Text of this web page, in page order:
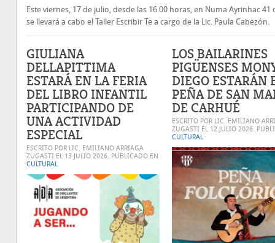
Este viernes, 17 de julio, desde las 16.00 horas, en Numa Ayrinhac 41
se llevará a cabo el Taller Escribir Te a cargo de la Lic. Paula Cabezón.
GIULIANA
DELLAPITTIMA
ESTARÁ EN LA FERIA
DEL LIBRO INFANTIL
PARTICIPANDO DE
UNA ACTIVIDAD
ESPECIAL
ESCRITO POR LIC. EMILIANO ARRIAGA
ZUGASTI EL 13 JULIO 2026. PUBLICADO EN
CULTURAL
LOS BAILARINES
PIGÜENSES
DIEGO ESTARÁN
PEÑA DE SAN
DE CARHUÉ
ESCRITO POR LIC. EMILIANO
ZUGASTI EL 12 JULIO 2026.
CULTURAL